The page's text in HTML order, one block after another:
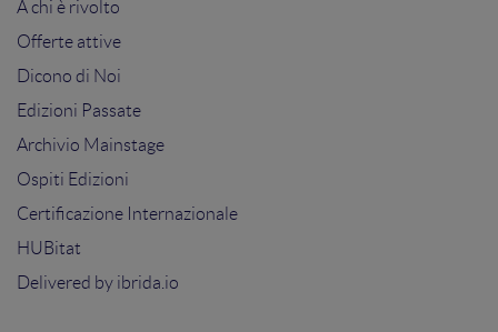
A chi è rivolto
Offerte attive
Dicono di Noi
Edizioni Passate
Archivio Mainstage
Ospiti Edizioni
Certificazione Internazionale
HUBitat
Delivered by ibrida.io